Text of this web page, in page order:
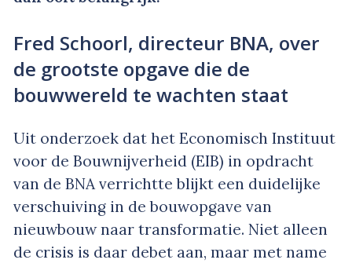
Fred Schoorl, directeur BNA, over
de grootste opgave die de
bouwwereld te wachten staat
Uit onderzoek dat het Economisch Insti­tuut
voor de Bouwnijverheid (EIB) in opdracht
van de BNA verrichtte blijkt een duidelijke
verschuiving in de bouwopgave van
nieuwbouw naar transformatie. Niet alleen
de crisis is daar debet aan, maar met name